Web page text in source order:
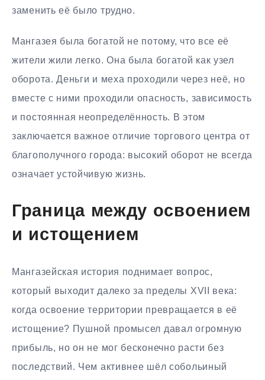
заменить её было трудно.
Мангазея была богатой не потому, что все её
жители жили легко. Она была богатой как узел
оборота. Деньги и меха проходили через неё, но
вместе с ними проходили опасность, зависимость
и постоянная неопределённость. В этом
заключается важное отличие торгового центра от
благополучного города: высокий оборот не всегда
означает устойчивую жизнь.
Граница между освоением
и истощением
Мангазейская история поднимает вопрос,
который выходит далеко за пределы XVII века:
когда освоение территории превращается в её
истощение? Пушной промысел давал огромную
прибыль, но он не мог бесконечно расти без
последствий. Чем активнее шёл собольиный